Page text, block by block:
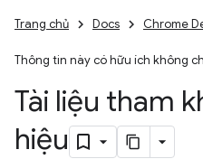
Trang chủ Docs Chrome
Thông tin này có hữu ích không
Tài liệu tham
hiệu